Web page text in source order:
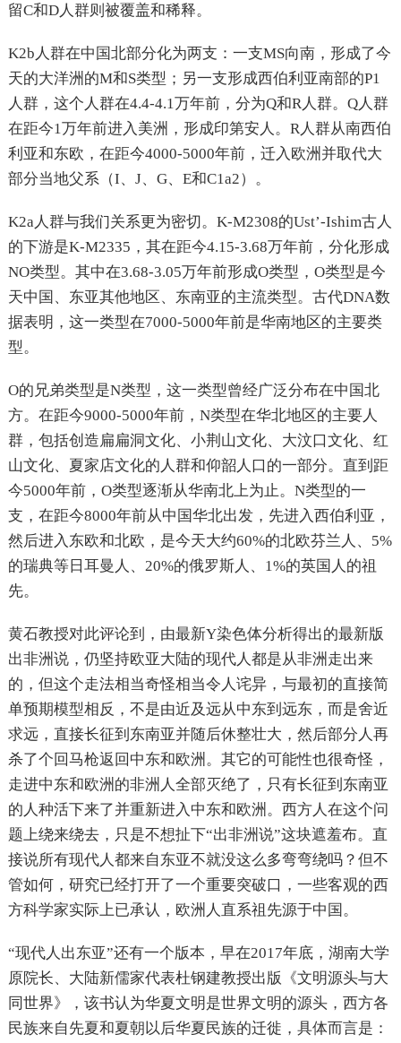
留C和D人群则被覆盖和稀释。
K2b人群在中国北部分化为两支：一支MS向南，形成了今
天的大洋洲的M和S类型；另一支形成西伯利亚南部的P1
人群，这个人群在4.4-4.1万年前，分为Q和R人群。Q人群
在距今1万年前进入美洲，形成印第安人。R人群从南西伯
利亚和东欧，在距今4000-5000年前，迁入欧洲并取代大
部分当地父系（I、J、G、E和C1a2）。
K2a人群与我们关系更为密切。K-M2308的Ust’-Ishim古人
的下游是K-M2335，其在距今4.15-3.68万年前，分化形成
NO类型。其中在3.68-3.05万年前形成O类型，O类型是今
天中国、东亚其他地区、东南亚的主流类型。古代DNA数
据表明，这一类型在7000-5000年前是华南地区的主要类
型。
O的兄弟类型是N类型，这一类型曾经广泛分布在中国北
方。在距今9000-5000年前，N类型在华北地区的主要人
群，包括创造扁扁洞文化、小荆山文化、大汶口文化、红
山文化、夏家店文化的人群和仰韶人口的一部分。直到距
今5000年前，O类型逐渐从华南北上为止。N类型的一
支，在距今8000年前从中国华北出发，先进入西伯利亚，
然后进入东欧和北欧，是今天大约60%的北欧芬兰人、5%
的瑞典等日耳曼人、20%的俄罗斯人、1%的英国人的祖
先。
黄石教授对此评论到，由最新Y染色体分析得出的最新版
出非洲说，仍坚持欧亚大陆的现代人都是从非洲走出来
的，但这个走法相当奇怪相当令人诧异，与最初的直接简
单预期模型相反，不是由近及远从中东到远东，而是舍近
求远，直接长征到东南亚并随后休整壮大，然后部分人再
杀了个回马枪返回中东和欧洲。其它的可能性也很奇怪，
走进中东和欧洲的非洲人全部灭绝了，只有长征到东南亚
的人种活下来了并重新进入中东和欧洲。西方人在这个问
题上绕来绕去，只是不想扯下“出非洲说”这块遮羞布。直
接说所有现代人都来自东亚不就没这么多弯弯绕吗？但不
管如何，研究已经打开了一个重要突破口，一些客观的西
方科学家实际上已承认，欧洲人直系祖先源于中国。
“现代人出东亚”还有一个版本，早在2017年底，湖南大学
原院长、大陆新儒家代表杜钢建教授出版《文明源头与大
同世界》，该书认为华夏文明是世界文明的源头，西方各
民族来自先夏和夏朝以后华夏民族的迁徙，具体而言是：